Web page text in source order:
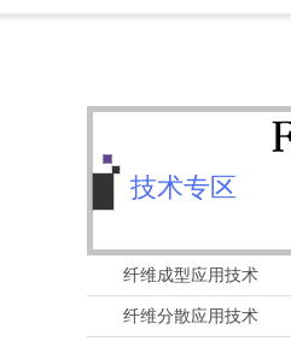
技术专区
纤维成型应用技术
纤维分散应用技术